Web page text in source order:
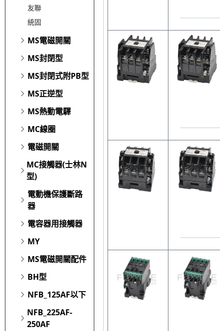
友聯
統固
MS電磁開關
MS封閉型
MS封閉式附PB型
MS正逆型
MS熱動電驛
MC線圈
電磁開關
MC接觸器(士林N
型)
電動機保護斷路
器
電容器用接觸器
MY
MS電磁開關配件
BH型
NFB_125AF以下
NFB_225AF-
250AF